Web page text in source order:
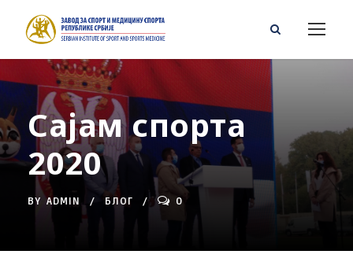
Сајам спорта
2020
BY ADMIN БЛОГ 0